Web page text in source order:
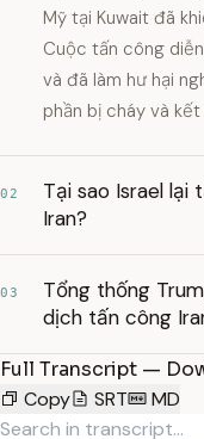
Mỹ tại Kuwait đã
Cuộc tấn công
và đã làm hư hại
phần bị cháy và
02
Tại sao Israel lại
Iran?
03
Tổng thống
dịch tấn công
Full Transcript —
Copy
SRT MD